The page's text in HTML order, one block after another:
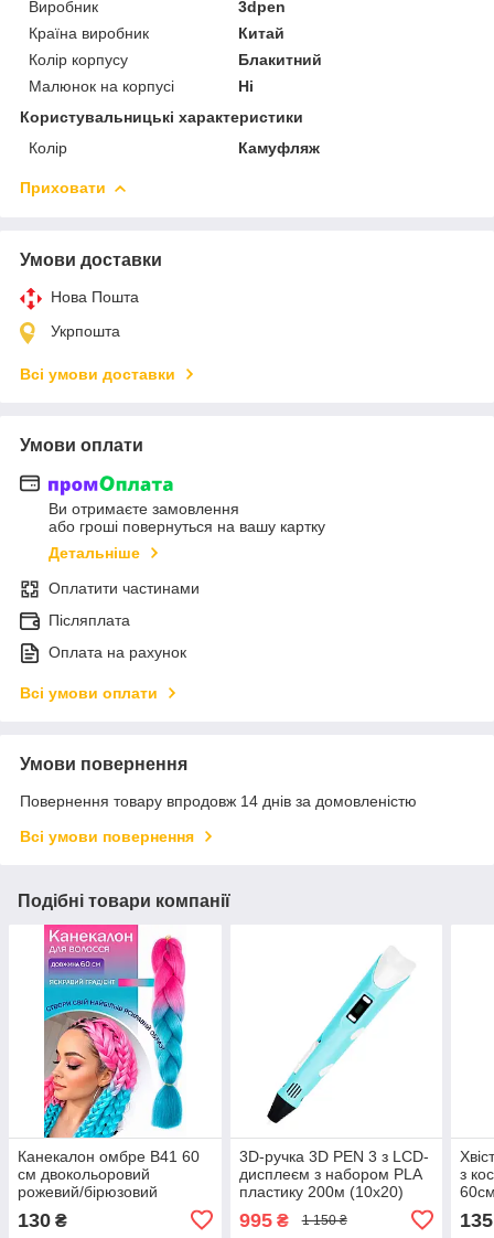
Виробник
3dpen
Країна виробник
Китай
Колір корпусу
Блакитний
Малюнок на корпусі
Ні
Користувальницькі характеристики
Колір
Камуфляж
Приховати
Умови доставки
Нова Пошта
Укрпошта
Всі умови доставки
Умови оплати
Ви отримаєте замовлення
або гроші повернуться на вашу картку
Детальніше
Оплатити частинами
Післяплата
Оплата на рахунок
Всі умови оплати
Умови повернення
Повернення товару впродовж 14 днів за домовленістю
Всі умови повернення
Подібні товари компанії
Канекалон омбре B41 60
см двокольоровий
рожевий/бірюзовий
130 ₴
3D-ручка 3D PEN 3 з LCD-
дисплеєм з набором PLA
пластику 200м (10х20)
995₴ 1 150 ₴
з
135